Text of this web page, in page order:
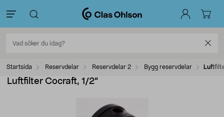
Startsida Reservdelar Reservdelar 2 Bygg reservdelar
Luftfilter Cocraft, 1/2”